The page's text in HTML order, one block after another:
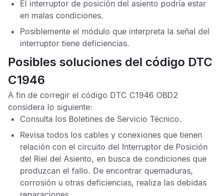
El interruptor de posición del asiento podría estar
en malas condiciones.
Posiblemente el módulo que interpreta la señal del
interruptor tiene deficiencias.
Posibles soluciones del código DTC
C1946
A fin de corregir el código DTC C1946 OBD2
considera lo siguiente:
Consulta los Boletines de Servicio Técnico.
Revisa todos los cables y conexiones que tienen
relación con el circuito del Interruptor de Posición
del Riel del Asiento, en busca de condiciones que
produzcan el fallo. De encontrar quemaduras,
corrosión u otras deficiencias, realiza las debidas